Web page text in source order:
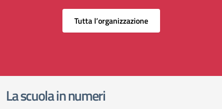
Tutta l’organizzazione
La scuola in numeri